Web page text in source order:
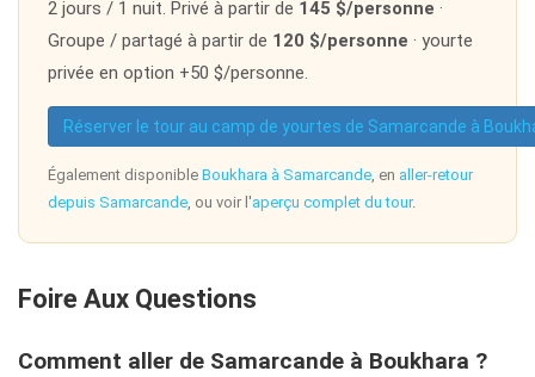
2 jours / 1 nuit. Privé à partir de 145 $/personne ·
Groupe / partagé à partir de 120 $/personne · yourte
privée en option +50 $/personne.
Réserver le tour au camp de yourtes de Samarcande à
Également disponible Boukhara à Samarcande, en aller-retour
depuis Samarcande, ou voir l'aperçu complet du tour.
Foire Aux Questions
Comment aller de Samarcande à Boukhara ?